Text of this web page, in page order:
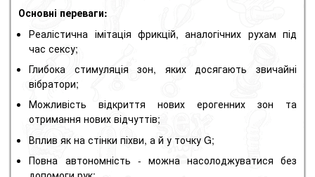
Основні переваги:
Реалістична імітація фрикцій, аналогічних рухам під
час сексу;
Глибока стимуляція зон, яких досягають звичайні
вібратори;
Можливість відкриття нових ерогенних зон та
отримання нових відчуттів;
Вплив як на стінки піхви, а й у точку G;
Повна автономність - можна насолоджуватися без